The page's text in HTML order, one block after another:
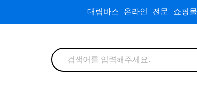
대림바스 온라인 전문 쇼핑몰